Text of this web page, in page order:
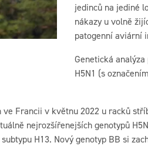
jedinců na jediné
nákazy u volně
patogenní aviární
Genetická
H5N1 (s
ve Francii v květnu 2022 u racků
nejrozšířenejších genotypů
H13. Nový genotyp BB si